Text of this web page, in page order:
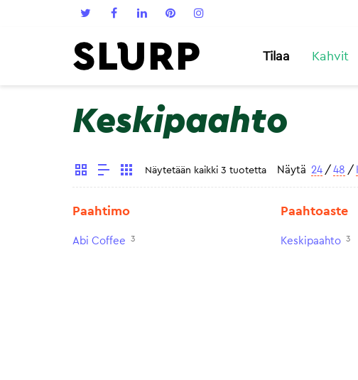
Tilaa Kahvit
Keskipaahto
Näytetään kaikki 3 tuotetta Näytä 24 / 48 /
Paahtimo
Abi Coffee 3
Paahtoaste
Keskipaahto 3